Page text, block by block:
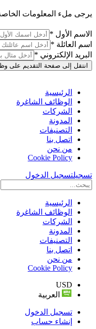
يرجى ملء المعلومات
الاسم الأول *
اسم العائلة *
البريد الإلكتروني *
انتقل إلى صفحة التقديم على
الرئيسية
الوظائف الشاغرة
الشركات
المدونة
التصنيفات
اتصل بنا
من نحن
Cookie Policy
تسجيلتسجيل الدخول
الرئيسية
الوظائف الشاغرة
الشركات
المدونة
التصنيفات
اتصل بنا
من نحن
Cookie Policy
USD
العربية
تسجيل الدخول
إنشاء حساب